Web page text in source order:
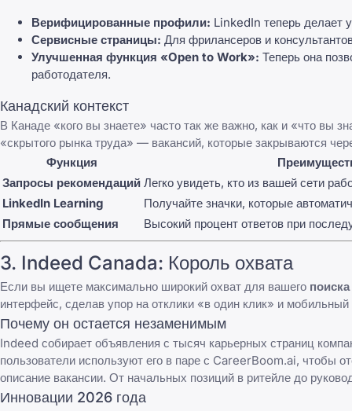
Верифицированные профили: LinkedIn теперь делает
Сервисные страницы: Для фрилансеров и
Улучшенная функция «Open to Work»: Теперь она
работодателя.
Канадский контекст
В Канаде «кого вы знаете» часто так же важно, как и «что вы
«скрытого рынка труда» — вакансий, которые закрываются
Функция
Запросы рекомендаций Легко увидеть, кто из вашей сети
LinkedIn Learning
Получайте значки, которые
Прямые сообщения
Высокий процент ответов при
3. Indeed Canada: Король охвата
Если вы ищете максимально широкий охват для вашего
интерфейс, сделав упор на отклики «в один клик» и
Почему он остается незаменимым
Indeed собирает объявления с тысяч карьерных страниц
пользователи используют его в паре с CareerBoom.ai, чтобы
описание вакансии. От начальных позиций в ритейле до
Инновации 2026 года